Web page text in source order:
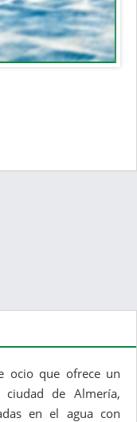
ocio que ofrece un
de Almería,
en el agua con